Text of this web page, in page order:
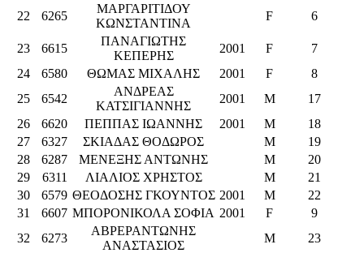
22 6265
ΜΑΡΓΑΡΙΤΙΔΟΥ
ΚΩΝΣΤΑΝΤΙΝΑ
F 6
23 6615
ΠΑΝΑΓΙΩΤΗΣ
ΚΕΠΕΡΗΣ
2001 F
7
24
6580 ΘΩΜΑΣ ΜΙΧΑΛΗΣ 2001 F
8
25
6542
ΑΝΔΡΕΑΣ
ΚΑΤΣΙΓΙΑΝΝΗΣ
2001 M
17
26
6620 ΠΕΠΠΑΣ ΙΩΑΝΝΗΣ 2001 M
18
27
6327 ΣΚΙΑΔΑΣ ΘΟΔΩΡΟΣ M
19
28
6287 ΜΕΝΕΞΗΣ ΑΝΤΩΝΗΣ M
20
29
6311 ΛΙΑΛΙΟΣ ΧΡΗΣΤΟΣ M
21
30
6579 ΘΕΟΔΟΣΗΣ ΓΚΟΥΝΤΟΣ 2001 M
22
31
6607 ΜΠΟΡΟΝΙΚΟΛΑ ΣΟΦΙΑ 2001 F
9
32
6273
ΑΒΡΕΡΑΝΤΩΝΗΣ
ΑΝΑΣΤΑΣΙΟΣ
M 23